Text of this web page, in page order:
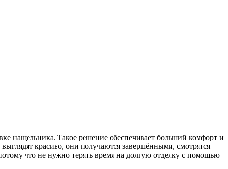
нащельника. Такое решение обеспечивает больший комфорт и
красиво, они получаются завершёнными, смотрятся
что не нужно терять время на долгую отделку с помощью